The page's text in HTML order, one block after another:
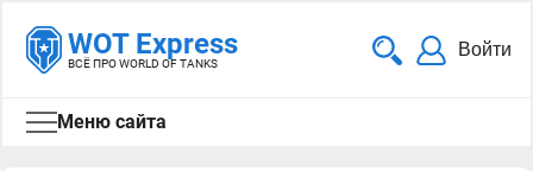
WOT Express
ВСЁ ПРО WORLD OF TANKS
Войти
Меню сайта